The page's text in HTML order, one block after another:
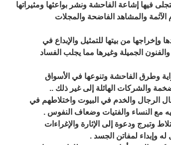
فيها إشاعة الفاحشة ونشر بواعثها ومثيراتها
والمشاهد الفاضحة والمجلات
الجميلة وغيرها مما يجلب الفساد
والشركات الهائلة إلى غير ذلك ..
مع النساء والفتيات وضعاف النفوس .
وإبداء لمفاتن الجسد .